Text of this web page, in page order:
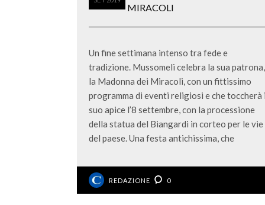
MIRACOLI
Un fine settimana intenso tra fede e
tradizione. Mussomeli celebra la sua patrona,
la Madonna dei Miracoli, con un fittissimo
programma di eventi religiosi e che toccherà
suo apice l’8 settembre, con la processione
della statua del Biangardi in corteo per le vie
del paese. Una festa antichissima, che
REDAZIONE 0